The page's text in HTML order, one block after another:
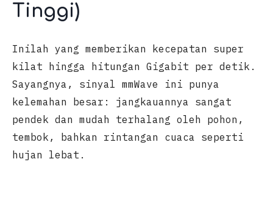
Tinggi)
Inilah yang memberikan kecepatan super
kilat hingga hitungan Gigabit per detik.
Sayangnya, sinyal mmWave ini punya
kelemahan besar: jangkauannya sangat
pendek dan mudah terhalang oleh pohon,
tembok, bahkan rintangan cuaca seperti
hujan lebat.